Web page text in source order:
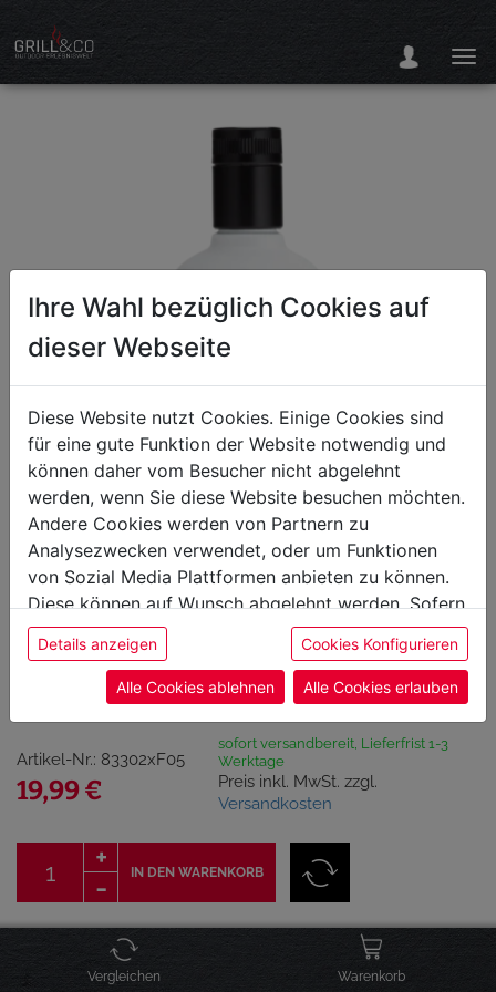
BIO Stay Spiced! Apfelessig
- naturtrüb - ungefiltert
Artikel-Nr.: 83302xF05
19,99 €
sofort versandbereit, Lieferfrist 1-3
Werktage
Preis inkl. MwSt. zzgl.
Versandkosten
IN DEN WARENKORB
Click & Collect Verfügbarkeit
Vergleichen Warenkorb
Ihre Wahl bezüglich Cookies auf
dieser Webseite
Diese Website nutzt Cookies. Einige Cookies sind
für eine gute Funktion der Website notwendig und
können daher vom Besucher nicht abgelehnt
werden, wenn Sie diese Website besuchen möchten.
Andere Cookies werden von Partnern zu
Analysezwecken verwendet, oder um Funktionen
von Sozial Media Plattformen anbieten zu können.
Diese können auf Wunsch abgelehnt werden. Sofern
sie unsere Webseite weiter nutzen, geben Sie
Einwilligung zu unseren Cookies.
Details anzeigen Cookies Konfigurieren
Alle Cookies ablehnen Alle Cookies erlauben